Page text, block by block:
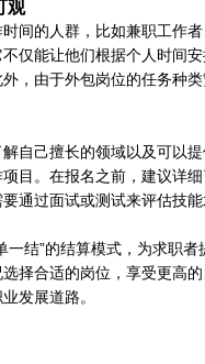
观
间的人群，比如兼职工作
仅能让他们根据个人时间
，由于外包岗位的任务种
自己擅长的领域以及可以
目。在报名之前，建议详
通过面试或测试来评估技
一结”的结算模式，为求职
择合适的岗位，享受更高
发展道路。